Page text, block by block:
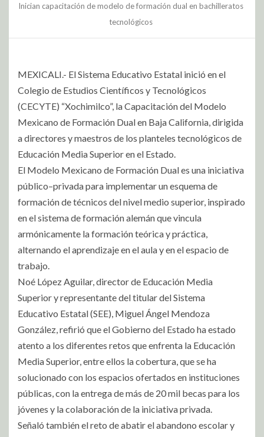
Inician capacitación de modelo de formación dual en bachilleratos
tecnológicos
MEXICALI.- El Sistema Educativo Estatal inició en el
Colegio de Estudios Científicos y Tecnológicos
(CECYTE) “Xochimilco”, la Capacitación del Modelo
Mexicano de Formación Dual en Baja California, dirigida
a directores y maestros de los planteles tecnológicos de
Educación Media Superior en el Estado.
El Modelo Mexicano de Formación Dual es una iniciativa
público–privada para implementar un esquema de
formación de técnicos del nivel medio superior, inspirado
en el sistema de formación alemán que vincula
armónicamente la formación teórica y práctica,
alternando el aprendizaje en el aula y en el espacio de
trabajo.
Noé López Aguilar, director de Educación Media
Superior y representante del titular del Sistema
Educativo Estatal (SEE), Miguel Ángel Mendoza
González, refirió que el Gobierno del Estado ha estado
atento a los diferentes retos que enfrenta la Educación
Media Superior, entre ellos la cobertura, que se ha
solucionado con los espacios ofertados en instituciones
públicas, con la entrega de más de 20 mil becas para los
jóvenes y la colaboración de la iniciativa privada.
Señaló también el reto de abatir el abandono escolar y